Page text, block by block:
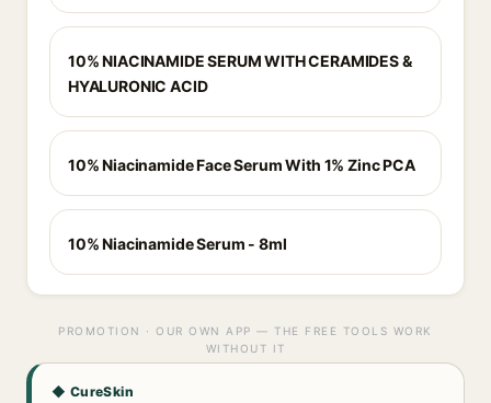
10% NIACINAMIDE SERUM WITH CERAMIDES &
HYALURONIC ACID
10% Niacinamide Face Serum With 1% Zinc PCA
10% Niacinamide Serum - 8ml
PROMOTION · OUR OWN APP — THE FREE TOOLS WORK
WITHOUT IT
◆ CureSkin